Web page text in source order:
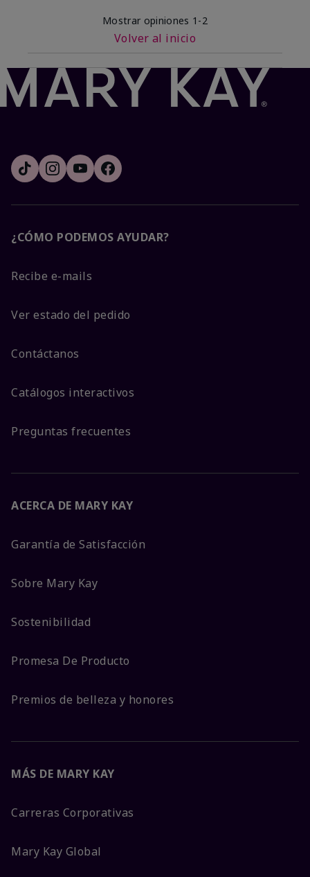
Mostrar opiniones 1-2
Volver al inicio
¿CÓMO PODEMOS AYUDAR?
Recibe e-mails
Ver estado del pedido
Contáctanos
Catálogos interactivos
Preguntas frecuentes
ACERCA DE MARY KAY
Garantía de Satisfacción
Sobre Mary Kay
Sostenibilidad
Promesa De Producto
Premios de belleza y honores
MÁS DE MARY KAY
Carreras Corporativas
Mary Kay Global